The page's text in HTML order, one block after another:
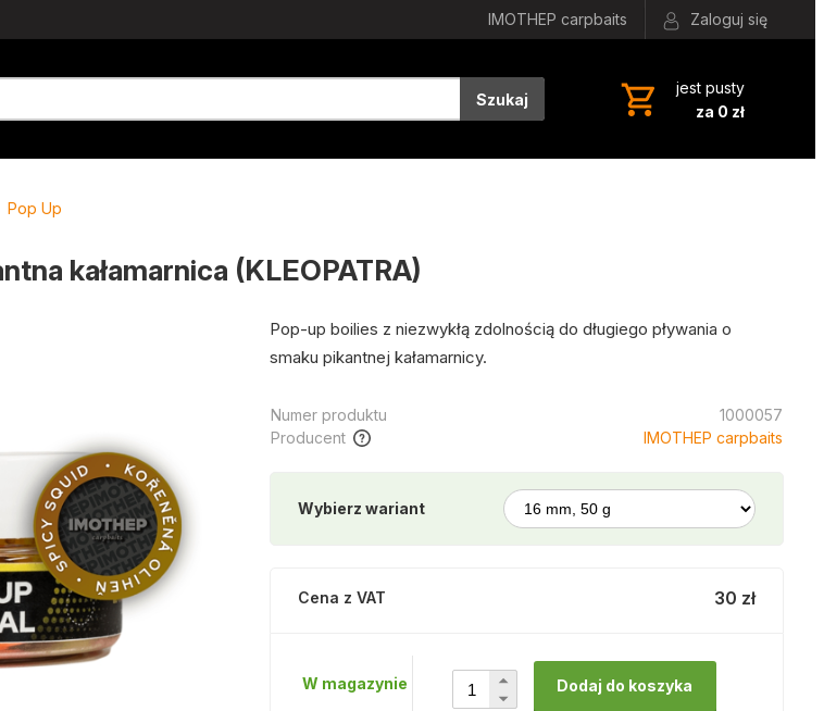
IMOTHEP carpbaits Zaloguj się
Szukaj
jest pusty
za 0 zł
Pop Up
kałamarnica (KLEOPATRA)
Pop-up boilies z niezwykłą zdolnością do długiego pływania o
smaku pikantnej kałamarnicy.
Numer produktu
1000057
Producent
IMOTHEP carpbaits
Wybierz wariant
30 zł
Cena z VAT
W magazynie Dodaj do koszyka